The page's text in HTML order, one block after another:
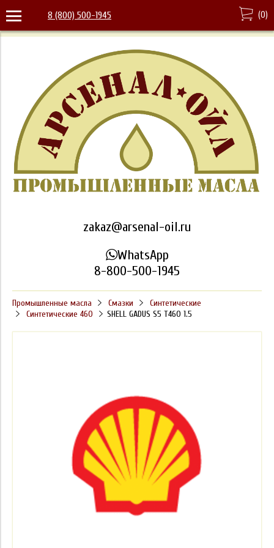
8 (800) 500-1945 (0)
zakaz@arsenal-oil.ru
WhatsApp
8-800-500-1945
Промышленные масла Смазки
Синтетические
Синтетические 460
SHELL GADUS S5 T460 1.5